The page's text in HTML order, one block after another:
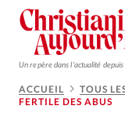
Un repère dans l'actualité
ACCUEIL TOUS
FERTILE DES ABUS